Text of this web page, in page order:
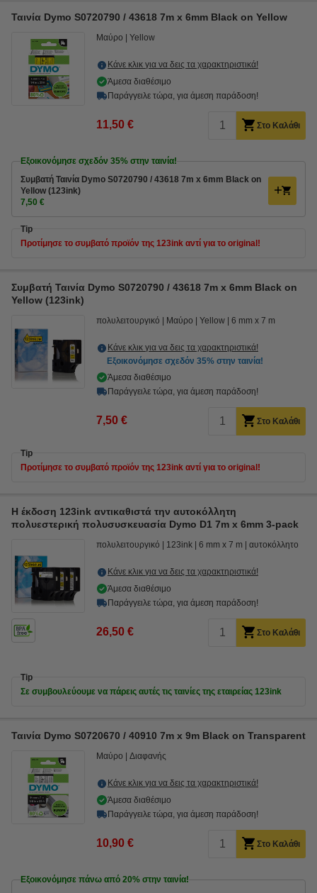
Ταινία Dymo S0720790 / 43618 7m x 6mm Black on Yellow
Μαύρο Yellow
Κάνε κλικ για να δεις τα χαρακτηριστικά!
Άμεσα διαθέσιμο
Παράγγειλε τώρα, για άμεση παράδοση!
11,50 € Στο Καλάθι
Εξοικονόμησε σχεδόν 35% στην ταινία!
Συμβατή Ταινία Dymo S0720790 / 43618 7m x 6mm Black on
Yellow (123ink)
7,50 €
Tip
Προτίμησε το συμβατό προϊόν της 123ink αντί για το original!
Συμβατή Ταινία Dymo S0720790 / 43618 7m x 6mm Black on
Yellow (123ink)
πολυλειτουργικό Μαύρο Yellow 6 mm x 7 m
Κάνε κλικ για να δεις τα χαρακτηριστικά!
Εξοικονόμησε σχεδόν 35% στην ταινία!
Άμεσα διαθέσιμο
Παράγγειλε τώρα, για άμεση παράδοση!
7,50 € Στο Καλάθι
Tip
Προτίμησε το συμβατό προϊόν της 123ink αντί για το original!
Η έκδοση 123ink αντικαθιστά την αυτοκόλλητη
πολυεστερική πολυσυσκευασία Dymo D1 7m x 6mm 3-pack
πολυλειτουργικό 123ink 6 mm x 7 m αυτοκόλλητο
Κάνε κλικ για να δεις τα χαρακτηριστικά!
Άμεσα διαθέσιμο
Παράγγειλε τώρα, για άμεση παράδοση!
26,50 € Στο Καλάθι
Tip
Σε συμβουλεύουμε να πάρεις αυτές τις ταινίες της εταιρείας 123ink
Ταινία Dymo S0720670 / 40910 7m x 9m Black on Transparent
Μαύρο Διαφανής
Κάνε κλικ για να δεις τα χαρακτηριστικά!
Άμεσα διαθέσιμο
Παράγγειλε τώρα, για άμεση παράδοση!
10,90 € Στο Καλάθι
Εξοικονόμησε πάνω από 20% στην ταινία!